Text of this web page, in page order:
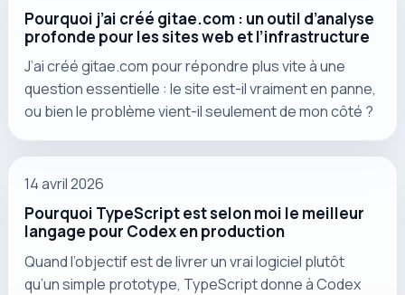
Pourquoi j’ai créé gitae.com : un outil d’analyse
profonde pour les sites web et l’infrastructure
J’ai créé gitae.com pour répondre plus vite à une
question essentielle : le site est-il vraiment en panne,
ou bien le problème vient-il seulement de mon côté ?
14 avril 2026
Pourquoi TypeScript est selon moi le meilleur
langage pour Codex en production
Quand l’objectif est de livrer un vrai logiciel plutôt
qu’un simple prototype, TypeScript donne à Codex